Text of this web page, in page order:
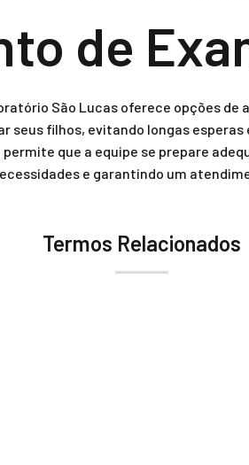
de
São Lucas oferece opções de
seus filhos, evitando longas
que a equipe se prepare
e garantindo um
Termos Relacionados